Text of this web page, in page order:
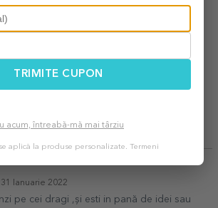
16 Noiembrie 2024
spune totul.Super încântă și fericită.
cu drag!!
31 Ianuarie 2022
pe cei dragi ,și esti in pană de idei sau
TRIMITE CUPON
acum, întreabă-mă mai târziu
aplică la produse personalizate. Termeni